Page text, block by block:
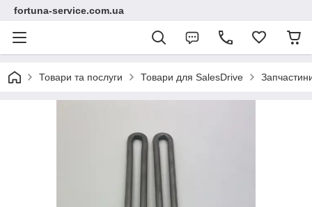
fortuna-service.com.ua
Товари та послуги Товари для SalesDrive